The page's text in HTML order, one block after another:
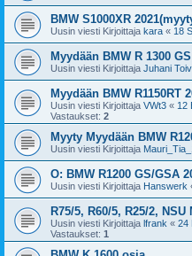
BMW S1000XR
Uusin viesti Kirjoittaja kara « 18
Myydään BMW R 1300
Uusin viesti Kirjoittaja Juhani
Myydään BMW R1150RT
Uusin viesti Kirjoittaja VWt3 « 12
Vastaukset: 2
Myyty Myydään BMW
Uusin viesti Kirjoittaja
O: BMW R1200 GS/GSA
Uusin viesti Kirjoittaja Hanswerk
R75/5, R60/5, R25/2, NSU
Uusin viesti Kirjoittaja lfrank « 24
Vastaukset: 1